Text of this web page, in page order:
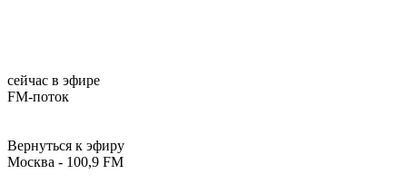
сейчас в эфире
FM-поток
Вернуться к эфиру
Москва - 100,9 FM